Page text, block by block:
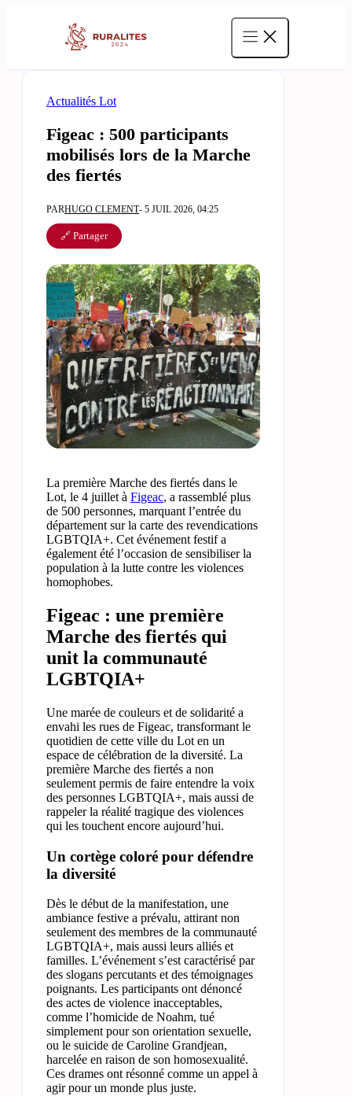
Actualités Lot
Figeac : 500 participants
mobilisés lors de la Marche
des fiertés
PARHUGO CLEMENT- 5 JUIL 2026, 04:25
🔗 Partager
La première Marche des fiertés dans le
Lot, le 4 juillet à Figeac, a rassemblé plus
de 500 personnes, marquant l’entrée du
département sur la carte des revendications
LGBTQIA+. Cet événement festif a
également été l’occasion de sensibiliser la
population à la lutte contre les violences
homophobes.
Figeac : une première
Marche des fiertés qui
unit la communauté
LGBTQIA+
Une marée de couleurs et de solidarité a
envahi les rues de Figeac, transformant le
quotidien de cette ville du Lot en un
espace de célébration de la diversité. La
première Marche des fiertés a non
seulement permis de faire entendre la voix
des personnes LGBTQIA+, mais aussi de
rappeler la réalité tragique des violences
qui les touchent encore aujourd’hui.
Un cortège coloré pour défendre
la diversité
Dès le début de la manifestation, une
ambiance festive a prévalu, attirant non
seulement des membres de la communauté
LGBTQIA+, mais aussi leurs alliés et
familles. L’événement s’est caractérisé par
des slogans percutants et des témoignages
poignants. Les participants ont dénoncé
des actes de violence inacceptables,
comme l’homicide de Noahm, tué
simplement pour son orientation sexuelle,
ou le suicide de Caroline Grandjean,
harcelée en raison de son homosexualité.
Ces drames ont résonné comme un appel à
agir pour un monde plus juste.